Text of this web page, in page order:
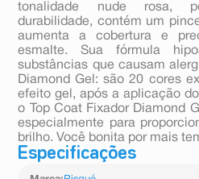
tonalidade nude rosa,
durabilidade, contém um
aumenta a cobertura e
esmalte. Sua fórmula
substâncias que causam
Diamond Gel: são 20 cores
efeito gel, após a aplicação
o Top Coat Fixador Diamond
especialmente para
brilho. Você bonita por mais
Especificações